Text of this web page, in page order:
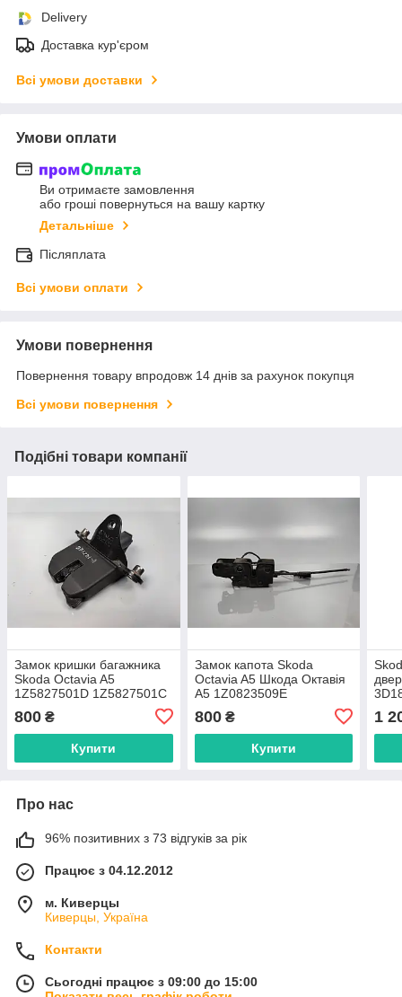
Delivery
Доставка кур'єром
Всі умови доставки
Умови оплати
Ви отримаєте замовлення
або гроші повернуться на вашу картку
Детальніше
Післяплата
Всі умови оплати
Умови повернення
Повернення товару впродовж 14 днів за рахунок покупця
Всі умови повернення
Подібні товари компанії
Замок кришки багажника
Skoda Octavia A5
1Z5827501D 1Z5827501С
800 ₴
Купити
Замок капота Skoda
Octavia A5 Шкода Октавія
А5 1Z0823509E
800₴
Купити
1
Про нас
96% позитивних з 73 відгуків за рік
Працює з 04.12.2012
м. Киверцы
Киверцы, Україна
Контакти
Сьогодні працює з 09:00 до 15:00